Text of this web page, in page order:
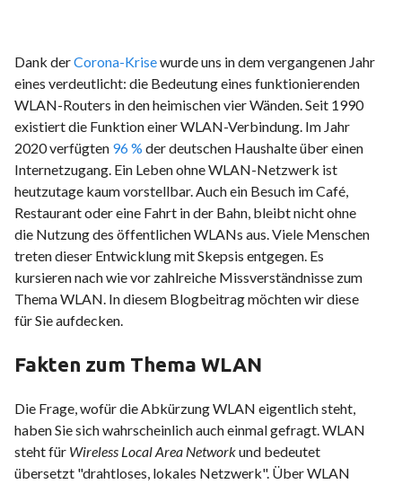
Dank derCorona-Krisewurde uns in dem vergangenen Jahr
eines verdeutlicht: die Bedeutung eines funktionierenden
WLAN-Routers in den heimischen vier Wänden. Seit 1990
existiert die Funktion einer WLAN-Verbindung. Im Jahr
2020 verfügten 96 % der deutschen Haushalte über einen
Internetzugang. Ein Leben ohne WLAN-Netzwerk ist
heutzutage kaum vorstellbar. Auch ein Besuch im Café,
Restaurant oder eine Fahrt in der Bahn, bleibt nicht ohne
die Nutzung des öffentlichen WLANs aus. Viele Menschen
treten dieser Entwicklung mit Skepsis entgegen. Es
kursieren nach wie vor zahlreiche Missverständnisse zum
Thema WLAN. In diesem Blogbeitrag möchten wir diese
für Sie aufdecken.
Fakten zum Thema WLAN
Die Frage, wofür die Abkürzung WLAN eigentlich steht,
haben Sie sich wahrscheinlich auch einmal gefragt. WLAN
steht für Wireless Local Area Networkund bedeutet
übersetzt "drahtloses, lokales Netzwerk". Über WLAN